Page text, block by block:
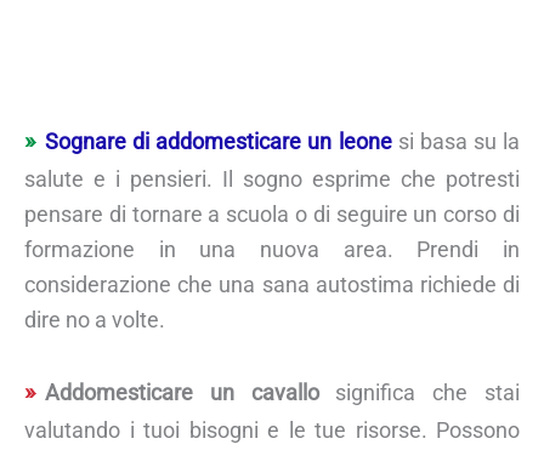
Sognare di addomesticare un leonesi basa su la
salute e i pensieri. Il sogno esprime che potresti
pensare di tornare a scuola o di seguire un corso di
formazione in una nuova area. Prendi in
considerazione che una sana autostima richiede di
dire no a volte.
Addomesticare un cavallosignifica che stai
valutando i tuoi bisogni e le tue risorse. Possono